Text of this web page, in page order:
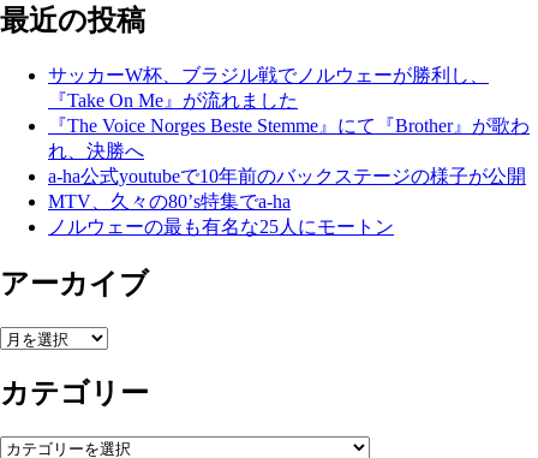
最近の投稿
サッカーW杯、ブラジル戦でノルウェーが勝利し、
『Take On Me』が流れました
『The Voice Norges Beste Stemme』にて『Brother』が歌わ
れ、決勝へ
a-ha公式youtubeで10年前のバックステージの様子が公開
MTV、久々の80’s特集でa-ha
ノルウェーの最も有名な25人にモートン
アーカイブ
ア
カ
イ
ブ
カテゴリー
カ